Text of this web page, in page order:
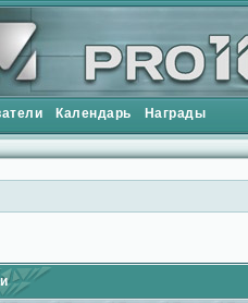
Календарь Награды